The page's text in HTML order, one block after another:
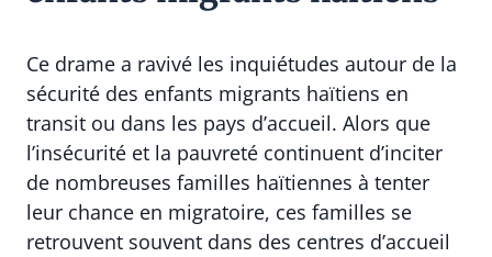
Ce drame a ravivé les inquiétudes autour de la
sécurité des enfants migrants haïtiens en
transit ou dans les pays d’accueil. Alors que
l’insécurité et la pauvreté continuent d’inciter
de nombreuses familles haïtiennes à tenter
leur chance en migratoire, ces familles se
retrouvent souvent dans des centres d’accueil